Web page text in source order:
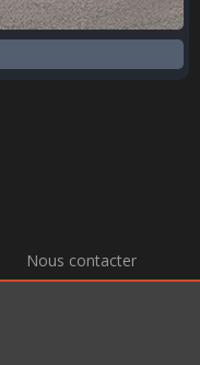
Nous contacter